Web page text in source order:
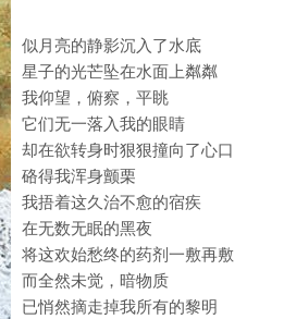
似月亮的静影沉入了水底
星子的光芒坠在水面上粼粼
我仰望，俯察，平眺
它们无一落入我的眼睛
却在欲转身时狠狠撞向了心口
硌得我浑身颤栗
我捂着这久治不愈的宿疾
在无数无眠的黑夜
将这欢始愁终的药剂一敷再敷
而全然未觉，暗物质
已悄然摘走掉我所有的黎明